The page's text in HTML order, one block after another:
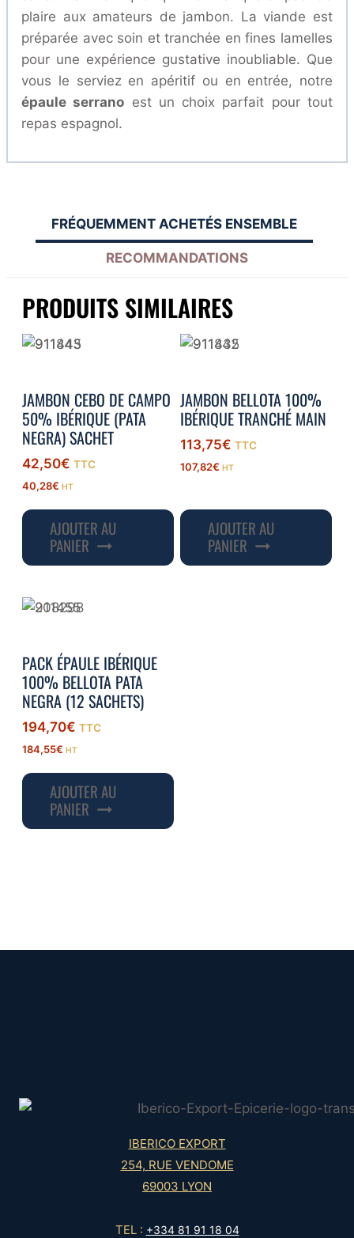
plaire aux amateurs de jambon. La viande est
préparée avec soin et tranchée en fines lamelles
pour une expérience gustative inoubliable. Que
vous le serviez en apéritif ou en entrée, notre
épaule serrano est un choix parfait pour tout
repas espagnol.
FRÉQUEMMENT ACHETÉS ENSEMBLE
RECOMMANDATIONS
PRODUITS SIMILAIRES
JAMBON CEBO DE CAMPO
50% IBÉRIQUE (PATA
NEGRA) SACHET
42,50€ TTC
40,28€ HT
AJOUTER AU
PANIER
JAMBON BELLOTA 100%
IBÉRIQUE TRANCHÉ MAIN
113,75€ TTC
107,82€ HT
AJOUTER AU
PANIER
PACK ÉPAULE IBÉRIQUE
100% BELLOTA PATA
NEGRA (12 SACHETS)
194,70€ TTC
184,55€ HT
AJOUTER AU
PANIER
IBERICO EXPORT
254, RUE VENDOME
69003 LYON
TEL : +334 81 91 18 04